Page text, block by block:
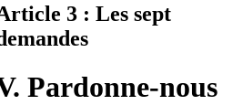
3 : Les sept
Pardonne-nous